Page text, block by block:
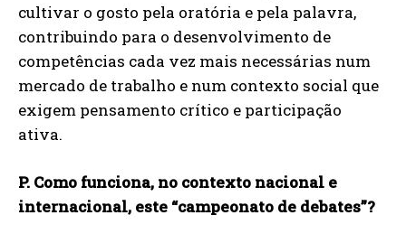
cultivar o gosto pela oratória e pela palavra,
contribuindo para o desenvolvimento de
competências cada vez mais necessárias num
mercado de trabalho e num contexto social que
exigem pensamento crítico e participação
ativa.
P. Como funciona, no contexto nacional e
internacional, este “campeonato de debates”?